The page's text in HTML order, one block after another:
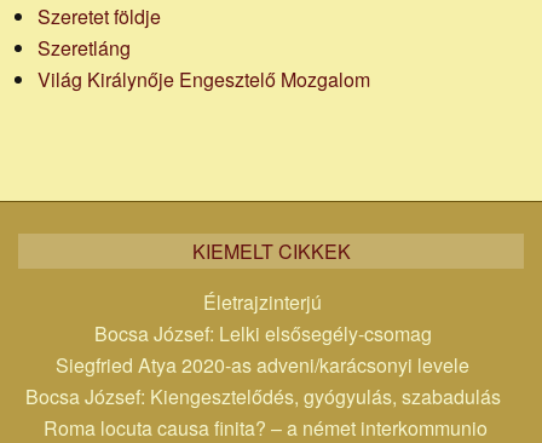
Szeretet földje
Szeretláng
Világ Királynője Engesztelő Mozgalom
KIEMELT CIKKEK
Életrajzinterjú
Bocsa József: Lelki elsősegély-csomag
Siegfried Atya 2020-as adveni/karácsonyi levele
Bocsa József: Kiengesztelődés, gyógyulás, szabadulás
Roma locuta causa finita? – a német interkommunio